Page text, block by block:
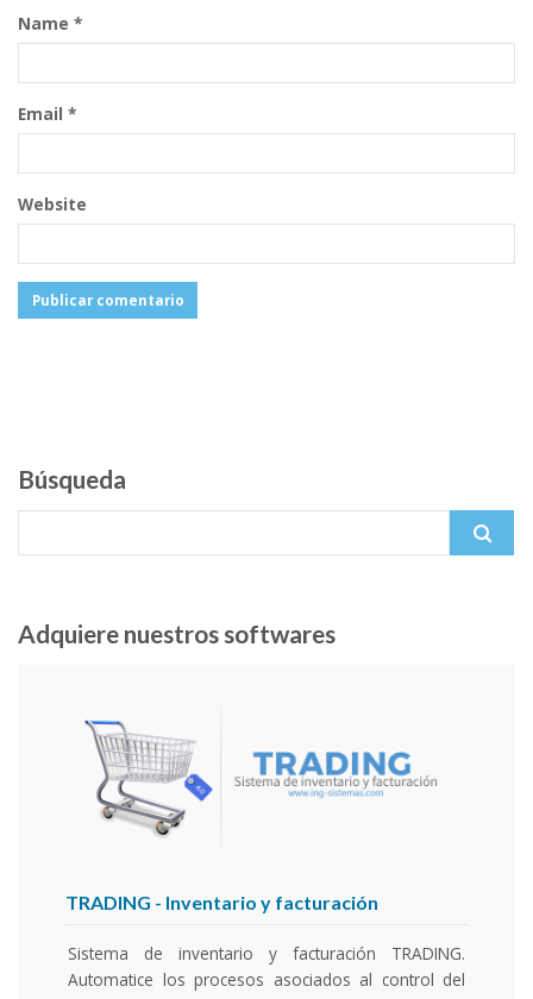
Name *
Email *
Website
Búsqueda
Adquiere nuestros softwares
TRADING- Inventario y facturación
Sistema de inventario y facturación TRADING.
Automatice los procesos asociados al control del